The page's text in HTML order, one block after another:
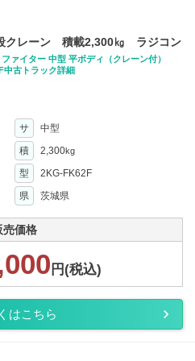
クレーン 積載2,300㎏ ラジコン
ァイター 中型 平ボディ（クレーン付）
中古トラック詳細
サ
中型
積 2,300kg
型
2KG-FK62F
県 茨城県
売価格
円(税込)
はこちら